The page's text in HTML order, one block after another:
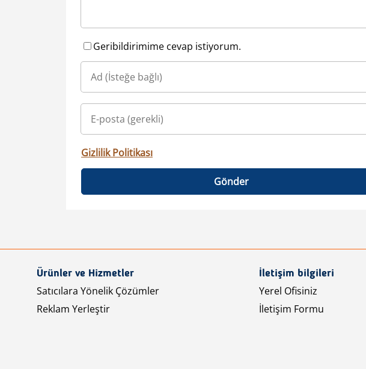
Geribildirimime cevap istiyorum.
Gizlilik Politikası
Gönder
Ürünler ve Hizmetler
Satıcılara Yönelik Çözümler
Reklam Yerleştir
İletişim bilgileri
Yerel Ofisiniz
İletişim Formu